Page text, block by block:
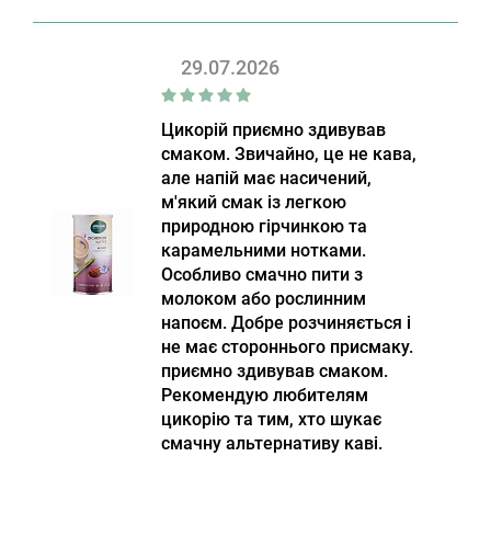
29.07.2026
Цикорій приємно здивував
смаком. Звичайно, це не кава,
але напій має насичений,
м'який смак із легкою
природною гірчинкою та
карамельними нотками.
Особливо смачно пити з
молоком або рослинним
напоєм. Добре розчиняється і
не має стороннього присмаку.
приємно здивував смаком.
Рекомендую любителям
цикорію та тим, хто шукає
смачну альтернативу каві.